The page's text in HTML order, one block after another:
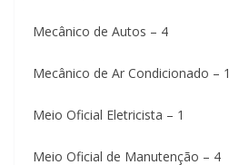
Mecânico de Autos – 4
Mecânico de Ar Condicionado – 1
Meio Oficial Eletricista – 1
Meio Oficial de Manutenção – 4